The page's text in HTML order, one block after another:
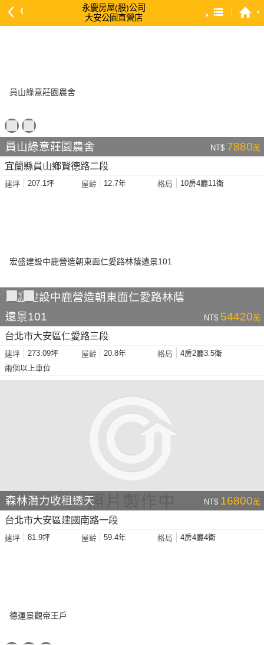
永慶房屋(股)公司
大安公園直營店
依建物坪數 大 → 小
依土地坪數 大 → 小
員山綠意莊園農舍 NT$ 7880萬
宜蘭縣員山鄉賢德路二段
建坪 207.1坪 屋齡 12.7年 格局 10房4廳11衛
宏盛建設中鹿營造朝東面仁愛路林蔭
遠景101
NT$ 54420萬
台北市大安區仁愛路三段
建坪 273.09坪 屋齡 20.8年 格局
4房2廳3.5衛
兩個以上車位
森林潛力收租透天 NT$ 16800萬
台北市大安區建國南路一段
建坪 81.9坪 屋齡 59.4年 格局 4房4廳4衛